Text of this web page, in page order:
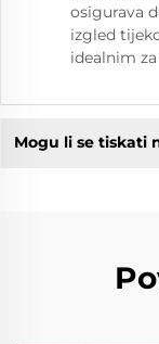
osigurava
izgled
idealnim
Mogu li se tiskati